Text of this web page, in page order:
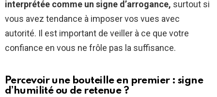
interprétée comme un signe d’arrogance, surtout si
vous avez tendance à imposer vos vues avec
autorité. Il est important de veiller à ce que votre
confiance en vous ne frôle pas la suffisance.
Percevoir une bouteille en premier : signe
d’humilité ou de retenue ?